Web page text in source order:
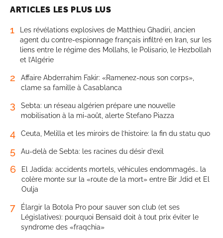
ARTICLES LES PLUS LUS
1
Les révélations explosives de Matthieu Ghadiri, ancien
agent du contre-espionnage français infiltré en Iran, sur les
liens entre le régime des Mollahs, le Polisario, le Hezbollah
et l’Algérie
2
Affaire Abderrahim Fakir: «Ramenez-nous son corps»,
clame sa famille à Casablanca
3
Sebta: un réseau algérien prépare une nouvelle
mobilisation à la mi-août, alerte Stefano Piazza
4 Ceuta, Melilla et les miroirs de l’histoire: la fin du statu quo
5 Au-delà de Sebta: les racines du désir d’exil
6
El Jadida: accidents mortels, véhicules endommagés… la
colère monte sur la «route de la mort» entre Bir Jdid et El
Oulja
7
Élargir la Botola Pro pour sauver son club (et ses
Législatives): pourquoi Bensaïd doit à tout prix éviter le
syndrome des «fraqchia»